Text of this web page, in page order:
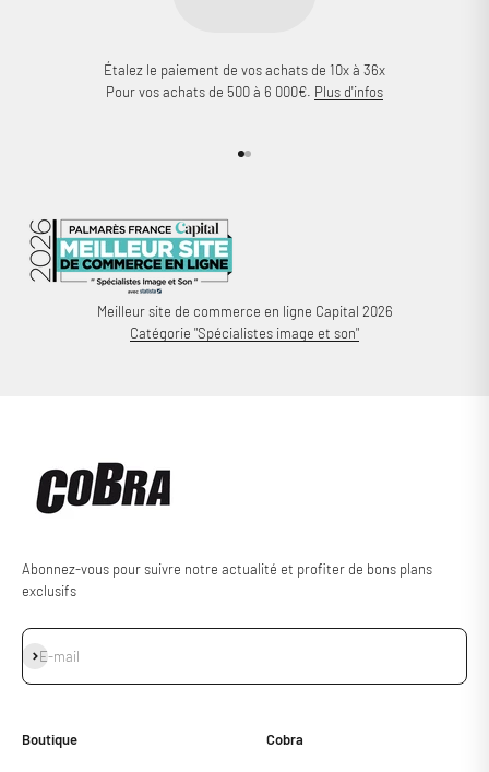
Étalez le paiement de vos achats de 10x à 36x
Pour vos achats de 500 à 6 000€. Plus d'infos
Aller à l'élément 1
Aller à l'élément 2
Meilleur site de commerce en ligne Capital 2026
Catégorie "Spécialistes image et son"
Abonnez-vous pour suivre notre actualité et profiter de bons plans
exclusifs
E-mail
S'inscrire
Boutique Cobra